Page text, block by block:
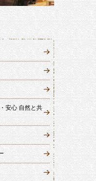
安心 自然と共